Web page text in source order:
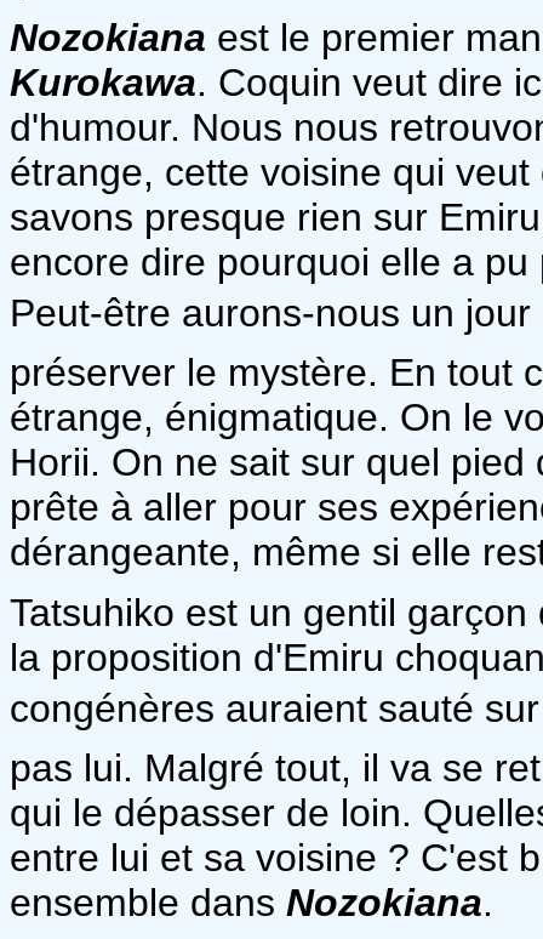
Nozokiana est le premier
Kurokawa. Coquin veut dire
d'humour. Nous nous
étrange, cette voisine qui
savons presque rien sur
encore dire pourquoi elle a
Peut-être aurons-nous un
préserver le mystère. En tout
étrange, énigmatique. On le
Horii. On ne sait sur quel
prête à aller pour ses
dérangeante, même si elle
Tatsuhiko est un gentil
la proposition d'Emiru
congénères auraient sauté
pas lui. Malgré tout, il va se
qui le dépasser de loin.
entre lui et sa voisine ? C'est
ensemble dans Nozokiana.